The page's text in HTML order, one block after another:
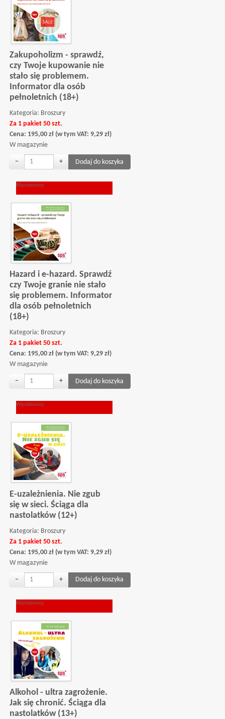
Zakupoholizm - sprawdź,
czy Twoje kupowanie nie
stało się problemem.
Informator dla osób
pełnoletnich (18+)
Kategoria: Broszury
Za 1 pakiet 50 szt.
Cena: 195,00 zł (w tym VAT:9,29 zł)
W magazynie
− +
Wyróżniony
Hazard i e-hazard. Sprawdź
czy Twoje granie nie stało
się problemem. Informator
dla osób pełnoletnich
(18+)
Kategoria: Broszury
Za 1 pakiet 50 szt.
Cena: 195,00 zł (w tym VAT:9,29 zł)
W magazynie
− +
Wyróżniony
E-uzależnienia. Nie zgub
się w sieci. Ściąga dla
nastolatków (12+)
Kategoria: Broszury
Za 1 pakiet 50 szt.
Cena: 195,00 zł (w tym VAT:9,29 zł)
W magazynie
− +
Wyróżniony
Alkohol - ultra zagrożenie.
Jak się chronić. Ściąga dla
nastolatków (13+)